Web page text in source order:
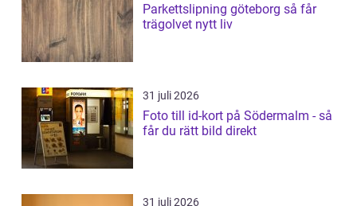
Parkettslipning göteborg så får
trägolvet nytt liv
31 juli 2026
Foto till id-kort på Södermalm - så
får du rätt bild direkt
31 juli 2026